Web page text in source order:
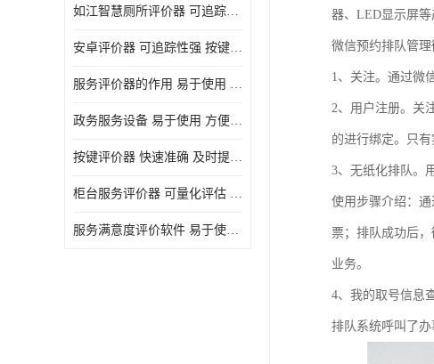
如江智慧厕所评价器 可追踪性强 及时提供反馈
安卓评价器 可追踪性强 按键响应速度
服务评价器的作用 易于使用 按键响应速度
政务服务设备 易于使用 方便数据记录和分析
按键评价器 快速准确 及时提供反馈
柜台服务评价器 可量化评估 及时提供反馈
服务满意度评价软件 易于使用 及时提供反馈
器、LED显示屏等
微信预约排队管
1、关注。通过微
2、用户注册。关
的进行绑定。只
3、无纸化排队。
使用步骤介绍：
票；排队成功后
业务。
4、我的取号信息
排队系统呼叫了